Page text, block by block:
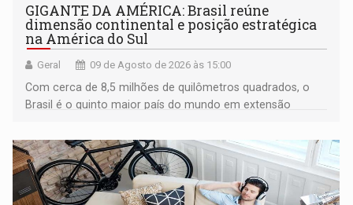
GIGANTE DA AMÉRICA: Brasil reúne
dimensão continental e posição estratégica
na América do Sul
Geral 09 de Agosto de 2026 às 15:00
Com cerca de 8,5 milhões de quilômetros quadrados, o
Brasil é o quinto maior país do mundo em extensão